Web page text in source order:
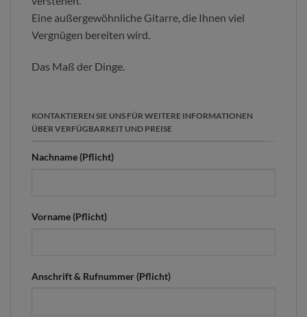
Eine außergewöhnliche Gitarre, die Ihnen viel
Vergnügen bereiten wird.
Das Maß der Dinge.
KONTAKTIEREN SIE UNS FÜR WEITERE INFORMATIONEN
ÜBER VERFÜGBARKEIT UND PREISE
Nachname (Pflicht)
Vorname (Pflicht)
Anschrift & Rufnummer (Pflicht)